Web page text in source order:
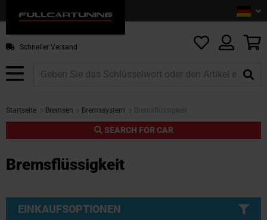
Schneller Versand
Startseite Bremsen Bremssystem
SEARCH FOR CAR
Bremsflüssigkeit
EINKAUFSOPTIONEN